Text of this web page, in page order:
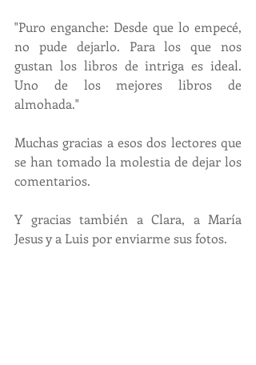
"Puro enganche: Desde que lo empecé,
no pude dejarlo. Para los que nos
gustan los libros de intriga es ideal.
Uno de los mejores libros de
almohada."
Muchas gracias a esos dos lectores que
se han tomado la molestia de dejar los
comentarios.
Y gracias también a Clara, a María
Jesus y a Luis por enviarme sus fotos.